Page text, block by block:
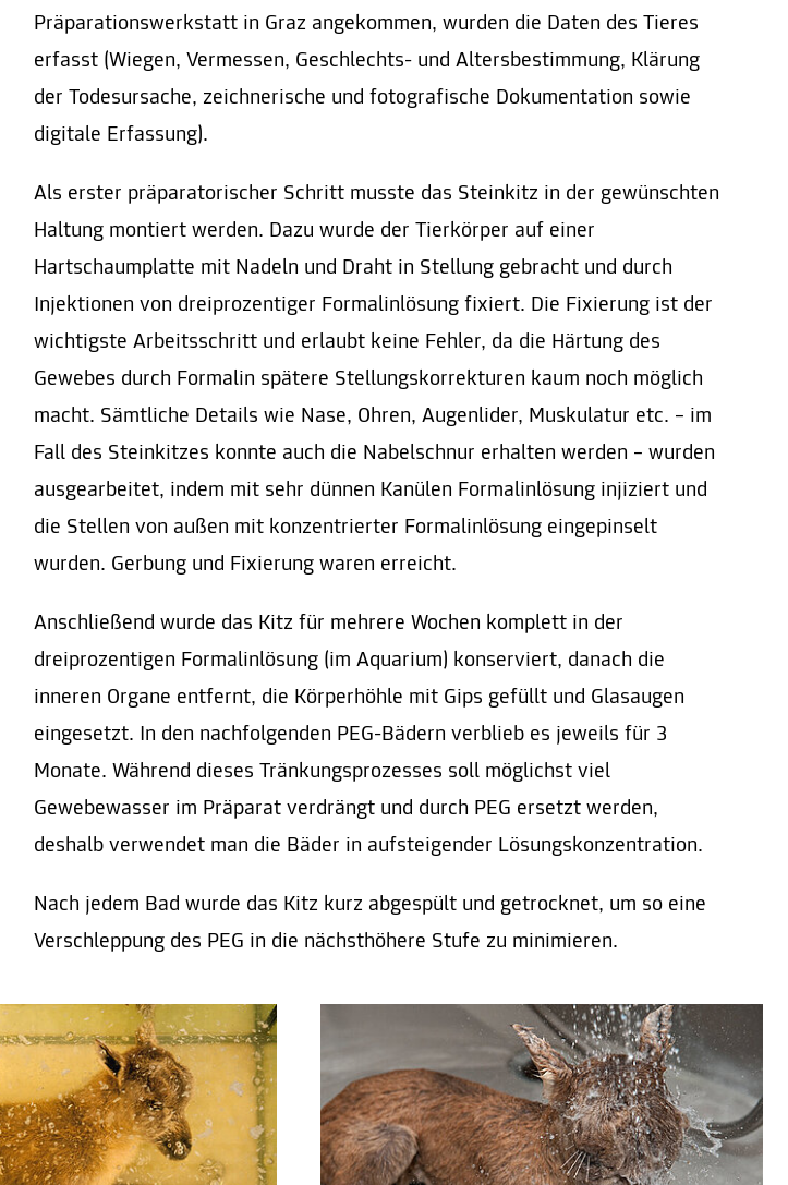
Präparationswerkstatt in Graz angekommen, wurden die Daten des Tieres
erfasst (Wiegen, Vermessen, Geschlechts- und Altersbestimmung, Klärung
der Todesursache, zeichnerische und fotografische Dokumentation sowie
digitale Erfassung).
Als erster präparatorischer Schritt musste das Steinkitz in der gewünschten
Haltung montiert werden. Dazu wurde der Tierkörper auf einer
Hartschaumplatte mit Nadeln und Draht in Stellung gebracht und durch
Injektionen von dreiprozentiger Formalinlösung fixiert. Die Fixierung ist der
wichtigste Arbeitsschritt und erlaubt keine Fehler, da die Härtung des
Gewebes durch Formalin spätere Stellungskorrekturen kaum noch möglich
macht. Sämtliche Details wie Nase, Ohren, Augenlider, Muskulatur etc. – im
Fall des Steinkitzes konnte auch die Nabelschnur erhalten werden – wurden
ausgearbeitet, indem mit sehr dünnen Kanülen Formalinlösung injiziert und
die Stellen von außen mit konzentrierter Formalinlösung eingepinselt
wurden. Gerbung und Fixierung waren erreicht.
Anschließend wurde das Kitz für mehrere Wochen komplett in der
dreiprozentigen Formalinlösung (im Aquarium) konserviert, danach die
inneren Organe entfernt, die Körperhöhle mit Gips gefüllt und Glasaugen
eingesetzt. In den nachfolgenden PEG-Bädern verblieb es jeweils für 3
Monate. Während dieses Tränkungsprozesses soll möglichst viel
Gewebewasser im Präparat verdrängt und durch PEG ersetzt werden,
deshalb verwendet man die Bäder in aufsteigender Lösungskonzentration.
Nach jedem Bad wurde das Kitz kurz abgespült und getrocknet, um so eine
Verschleppung des PEG in die nächsthöhere Stufe zu minimieren.